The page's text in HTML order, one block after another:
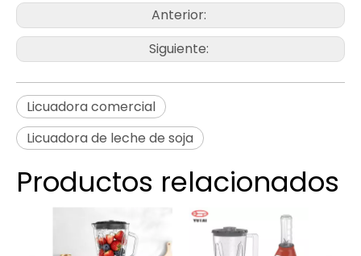
Anterior:
Siguiente:
Licuadora comercial
Licuadora de leche de soja
Productos relacionados